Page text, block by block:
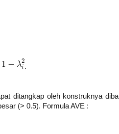
.
ditangkap oleh konstruknya
(> 0.5). Formula AVE :